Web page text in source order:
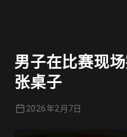
男子在比赛现
张桌子
2026年2月7日